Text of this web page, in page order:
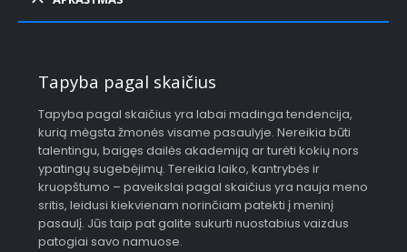
Tapyba pagal skaičius
Tapyba pagal skaičius yra labai madinga tendencija,
kurią mėgsta žmonės visame pasaulyje. Nereikia būti
talentingu, baigęs dailės akademiją ar turėti kokių nors
ypatingų sugebėjimų. Tereikia laiko, kantrybės ir
kruopštumo – paveikslai pagal skaičius yra nauja meno
sritis, leidusi kiekvienam norinčiam patekti į meninį
pasaulį. Jūs taip pat galite sukurti nuostabius vaizdus
patogiai savo namuose.